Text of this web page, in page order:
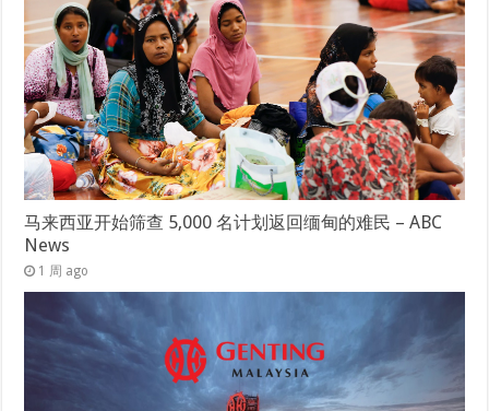
马来西亚开始筛查 5,000 名计划返回缅甸的难民 – ABC
News
1 周 ago